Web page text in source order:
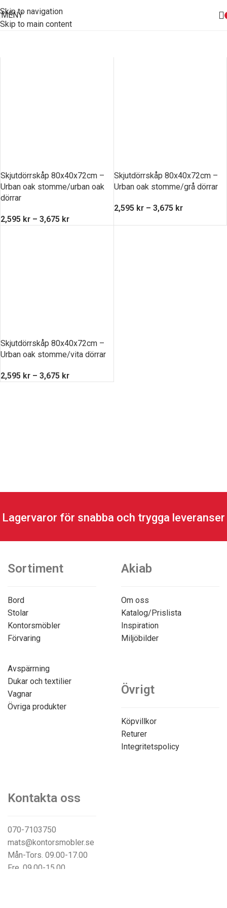
Skip to navigation
Skip to main content
MENY
Skjutdörrskåp 80x40x72cm –
Urban oak stomme/urban oak
dörrar
2,595 kr – 3,675 kr
Skjutdörrskåp 80x40x72cm –
Urban oak stomme/grå dörrar
2,595 kr – 3,675 kr
Skjutdörrskåp 80x40x72cm –
Urban oak stomme/vita dörrar
2,595 kr – 3,675 kr
Lagervaror för snabba och trygga leveranser
Sortiment
Bord
Stolar
Kontorsmöbler
Förvaring
Avspärrning
Dukar och textilier
Vagnar
Övriga produkter
Akiab
Om oss
Katalog/Prislista
Inspiration
Miljöbilder
Övrigt
Köpvillkor
Returer
Integritetspolicy
Kontakta oss
070-7103750
mats@kontorsmobler.se
Mån-Tors. 09.00-17.00
Fre. 09.00-15.00